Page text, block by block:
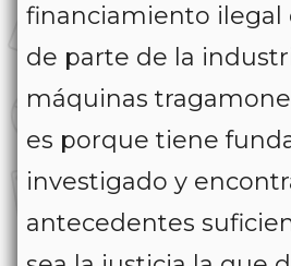
financiamiento ilegal
de parte de la
máquinas
es porque tiene
investigado y
antecedentes